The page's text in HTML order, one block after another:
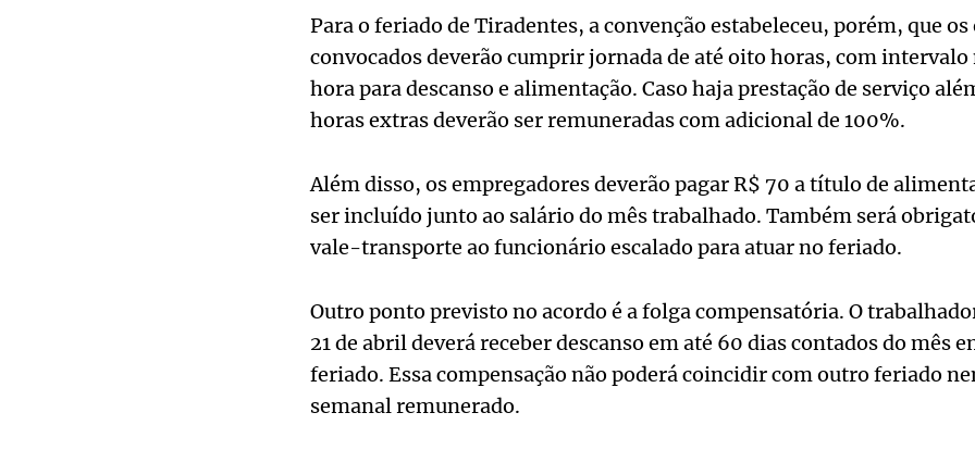
Para o feriado de Tiradentes, a convenção estabeleceu, porém, que
convocados deverão cumprir jornada de até oito horas, com
hora para descanso e alimentação. Caso haja prestação de serviço
horas extras deverão ser remuneradas com adicional de 100%.
Além disso, os empregadores deverão pagar R$ 70 a título de
ser incluído junto ao salário do mês trabalhado. Também será
vale-transporte ao funcionário escalado para atuar no feriado.
Outro ponto previsto no acordo é a folga compensatória. O
21 de abril deverá receber descanso em até 60 dias contados do mês
feriado. Essa compensação não poderá coincidir com outro feriado
semanal remunerado.